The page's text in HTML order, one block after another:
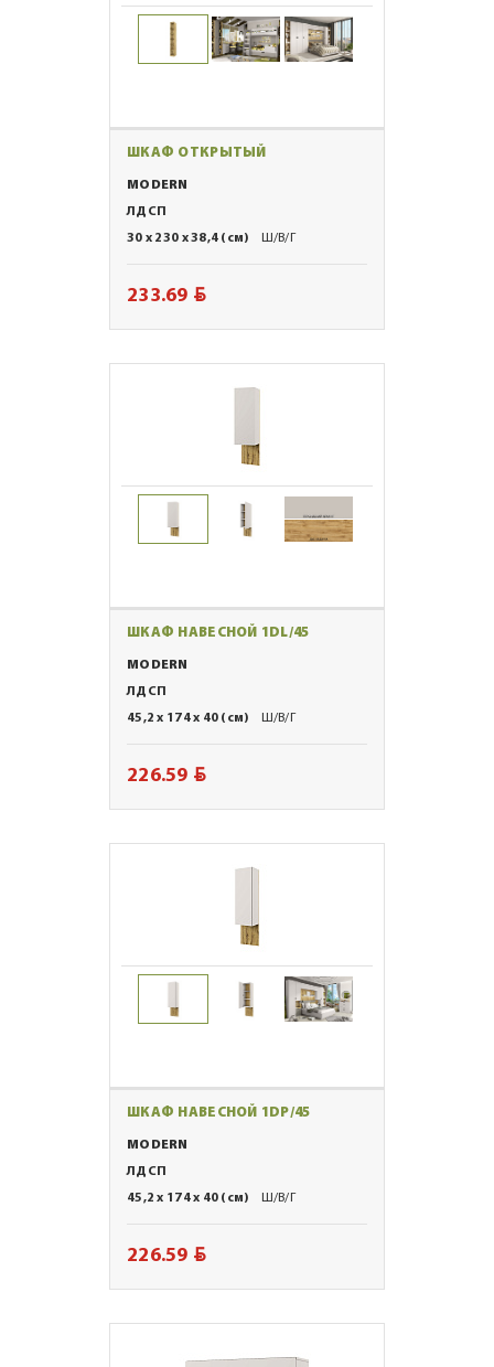
ШКАФ ОТКРЫТЫЙ
MODERN
ЛДСП
30 x 230 x 38,4 (см)
Ш/В/Г
233.69 BYN
ШКАФ НАВЕСНОЙ 1DL/45
MODERN
ЛДСП
45,2 x 174 x 40 (см)
Ш/В/Г
226.59 BYN
ШКАФ НАВЕСНОЙ 1DP/45
MODERN
ЛДСП
45,2 x 174 x 40 (см)
Ш/В/Г
226.59 BYN